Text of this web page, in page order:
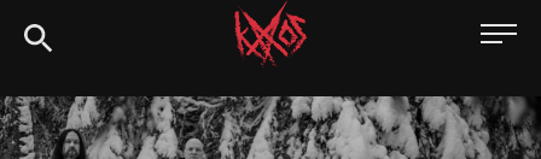
Siirry
suoraan
Kaaoszine